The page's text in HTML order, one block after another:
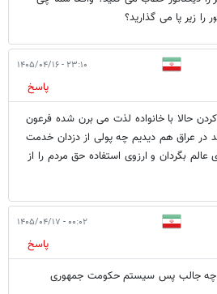
زیر پا می گذارید؟
۲۳:۱۰ - ۱۴۰۵/۰۴/۱۶
پاسخ
حالا با خانواده لذت می برن شده فرعون
در عراق هم دیدیم چه پولی از دزدان خدمت
عالم بگردان و ارزوی استفاده حق مردم را از
۰۰:۰۲ - ۱۴۰۵/۰۴/۱۷
پاسخ
چه جالب پس سیستم حکومت جمهوری